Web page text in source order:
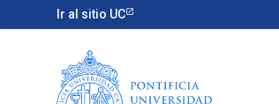
Ir al sitio UC